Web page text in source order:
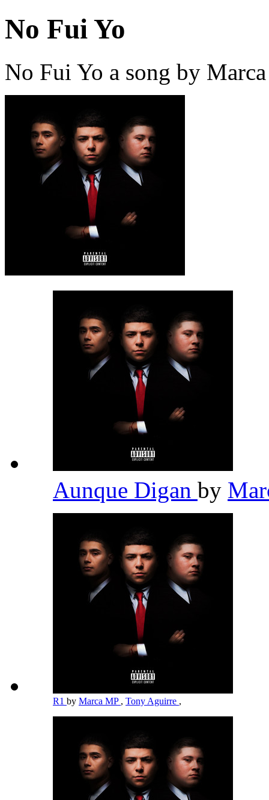
No Fui Yo
No Fui Yo a song by
Aunque Digan by
R1 by Marca MP , Tony Aguirre ,